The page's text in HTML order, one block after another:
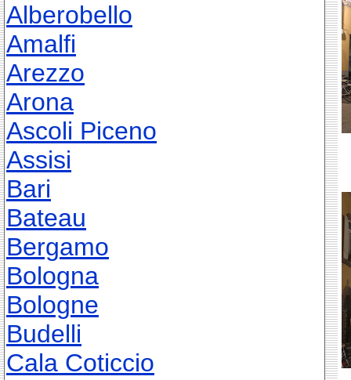
Alberobello
Amalfi
Arezzo
Arona
Ascoli Piceno
Assisi
Bari
Bateau
Bergamo
Bologna
Bologne
Budelli
Cala Coticcio